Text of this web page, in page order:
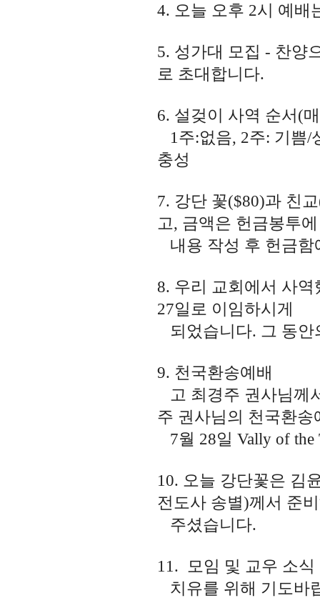
4. 오늘 오후 2시 예
5. 성가대 모집 - 찬양
로 초대합니다.
6. 설겆이 사역 순서(
1주:없음, 2주: 기쁨/
충성
7. 강단 꽃($80)과 친
고, 금액은 헌금봉
내용 작성 후 헌금함
8. 우리 교회에서 사
27일로 이임하시게
되었습니다. 그 동
9. 천국환송예배
고 최경주 권사님께
주 권사님의 천국환
7월 28일 Vally of the
10. 오늘 강단꽃은 김
전도사 송별)께서 준
주셨습니다.
11. 모임 및 교우 소식
치유를 위해 기도바